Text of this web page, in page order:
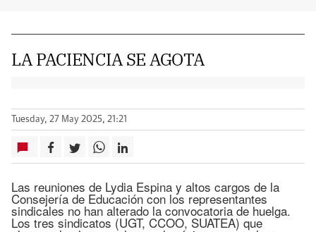
LA PACIENCIA SE AGOTA
Tuesday, 27 May 2025, 21:21
Las reuniones de Lydia Espina y altos cargos de la
Consejería de Educación con los representantes
sindicales no han alterado la convocatoria de huelga.
Los tres sindicatos (UGT, CCOO, SUATEA) que